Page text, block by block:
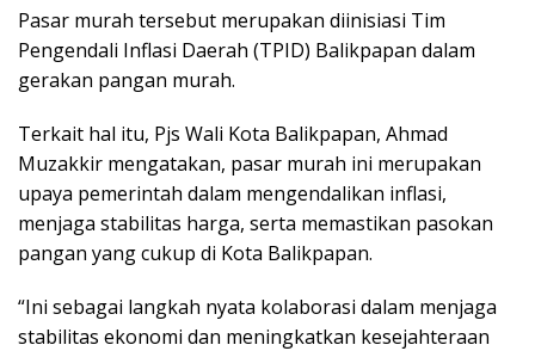
Pasar murah tersebut merupakan diinisiasi Tim
Pengendali Inflasi Daerah (TPID) Balikpapan dalam
gerakan pangan murah.
Terkait hal itu, Pjs Wali Kota Balikpapan, Ahmad
Muzakkir mengatakan, pasar murah ini merupakan
upaya pemerintah dalam mengendalikan inflasi,
menjaga stabilitas harga, serta memastikan pasokan
pangan yang cukup di Kota Balikpapan.
“Ini sebagai langkah nyata kolaborasi dalam menjaga
stabilitas ekonomi dan meningkatkan kesejahteraan